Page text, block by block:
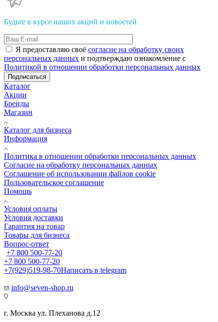
Будьте в курсе наших акций и новостей
Я предоставляю своё согласие на обработку своих
персональных данных и подтверждаю ознакомление с
Политикой в отношении обработки персональных данных
Подписаться
Каталог
Акции
Бренды
Магазин
Каталог для бизнеса
Информация
Политика в отношении обработки персональных данных
Cогласие на обработку персональных данных
Cоглашение об использовании файлов cookie
Пользовательское соглашение
Помощь
Условия оплаты
Условия доставки
Гарантия на товар
Товары для бизнеса
Вопрос-ответ
+7 800 500-77-20
+7 800 500-77-20
+7(929)519-98-70Написать в telegram
info@seven-shop.ru
г. Москва ул. Плеханова д.12